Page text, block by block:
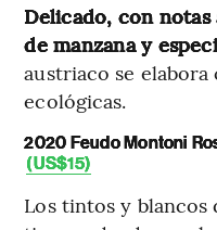
Delicado, con notas
de manzana y
austriaco se elabora
ecológicas.
2020 Feudo Montoni
(US$15)
Los tintos y blancos